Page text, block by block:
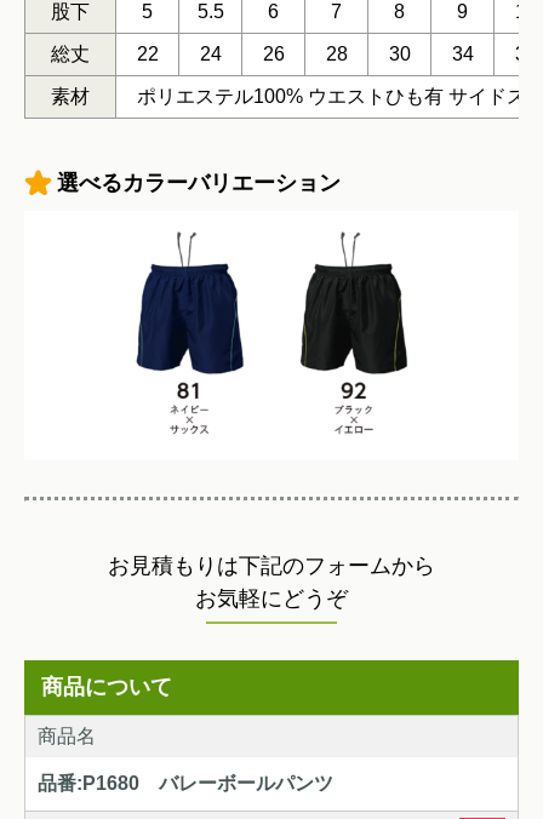
股下 5 5.5 6 7 8 9 10
総丈 22 24 26 28 30 34 36
素材 ポリエステル100% ウエストひも有 サイドス
選べるカラーバリエーション
お見積もりは下記のフォームから
お気軽にどうぞ
商品について
商品名
品番:P1680 バレーボールパンツ